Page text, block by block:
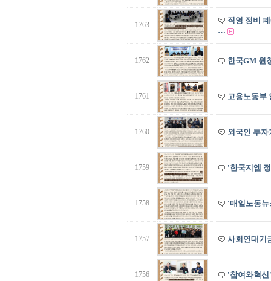
1763
직영 정비
…
1762 한국GM 원
1761 고용노동부
1760 외국인 투
1759 '한국지엠
1758 '매일노동
1757 사회연대기
1756 '참여와혁신